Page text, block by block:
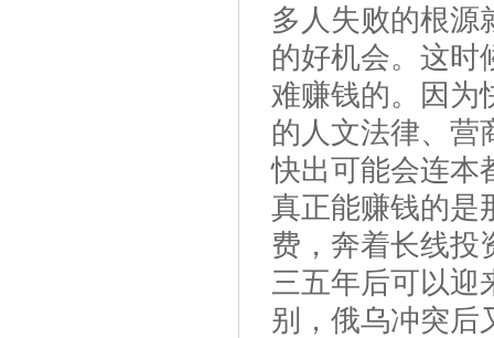
多人失败的根源
的好机会。这时
难赚钱的。因为
的人文法律、营
快出可能会连本
真正能赚钱的是
费，奔着长线投
三五年后可以迎
别，俄乌冲突后